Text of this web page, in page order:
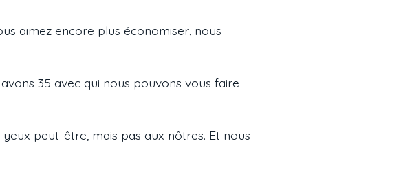
aimez encore plus économiser, nous
35 avec qui nous pouvons vous faire
peut-être, mais pas aux nôtres. Et nous